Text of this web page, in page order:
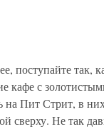
поступайте так,
кафе с
Пит Стрит, в
сверху. Не так